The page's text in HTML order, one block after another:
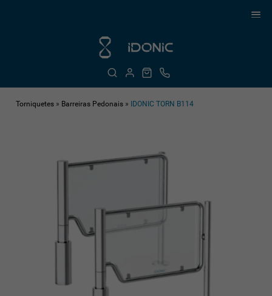
Torniquetes » Barreiras Pedonais » IDONIC TORN B114